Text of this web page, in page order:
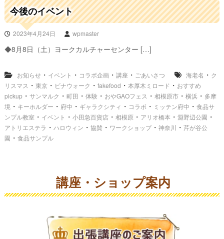
今後のイベント
2023年4月24日 wpmaster
◆8月8日（土）ヨークカルチャーセンター […]
お知らせ・ イベント ・ コラボ企画・ 講座 ・ ごあいさつ 海老名 ・ ク
リスマス ・ 東京・ ビナウォーク ・ fakefood ・ 本厚木ミロード ・ おすすめ
pickup・ サンマルク ・ 町田 ・ 体験 ・ おやGAOフェス ・ 相模原市・ 横浜・ 多摩
境・ キーホルダー ・ 府中 ・ ギャラクシティ ・ コラボ ・ ミッテン府中 ・ 食品サ
ンプル教室 ・ イベント ・ 小田急百貨店・ 相模原 ・ アリオ橋本 ・ 淵野辺公園 ・
アトリエステラ ・ ハロウィン ・ 協賛 ・ ワークショップ・ 神奈川 ・ 芹が谷公
園 ・ 食品サンプル
講座・ショップ案内